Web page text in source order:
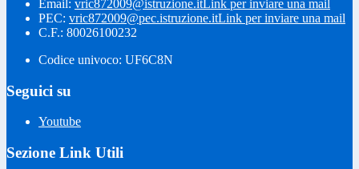
Email: vric872009@istruzione.itLink per inviare una mail
PEC: vric872009@pec.istruzione.itLink per inviare una mail
C.F.: 80026100232
Codice univoco: UF6C8N
Seguici su
Youtube
Sezione Link Utili